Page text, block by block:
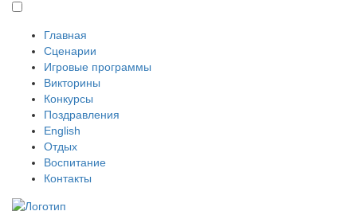
Главная
Сценарии
Игровые программы
Викторины
Конкурсы
Поздравления
English
Отдых
Воспитание
Контакты